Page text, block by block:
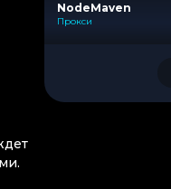
NodeMaven
Прокси